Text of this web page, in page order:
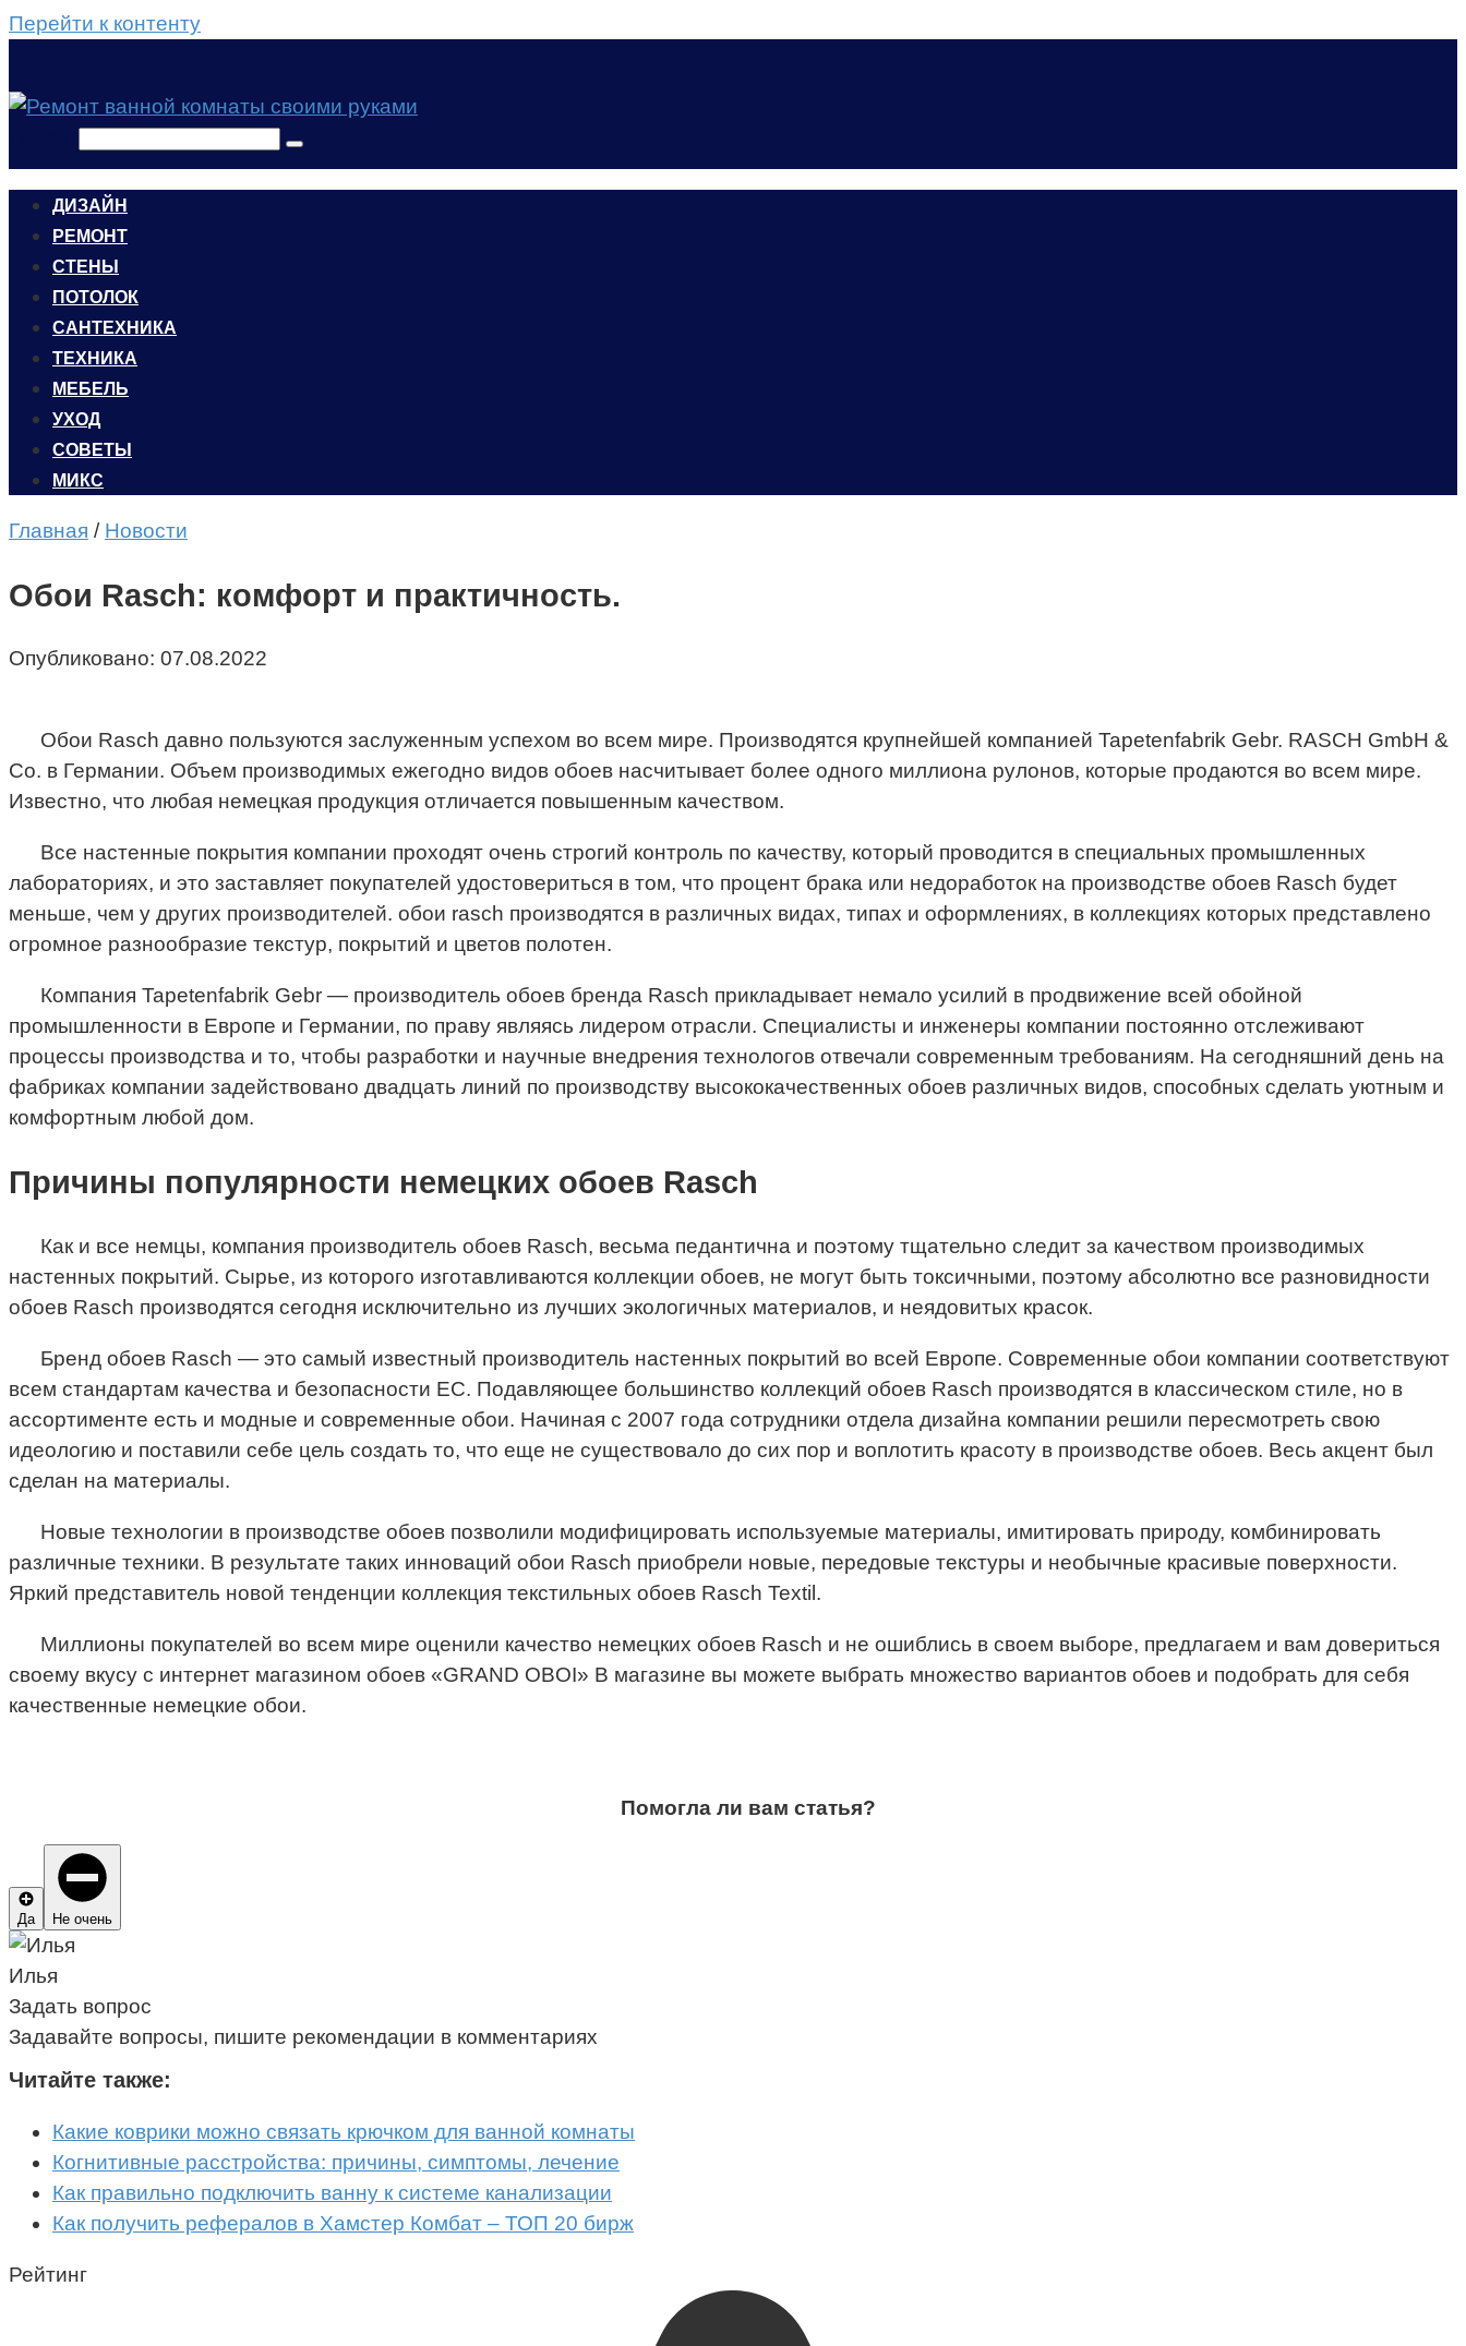
Перейти к контенту
ДИЗАЙН
РЕМОНТ
СТЕНЫ
ПОТОЛОК
САНТЕХНИКА
ТЕХНИКА
МЕБЕЛЬ
УХОД
CОВЕТЫ
МИКС
Главная / Новости
Обои Rasch: комфорт и практичность.
Опубликовано: 07.08.2022
Обои Rasch давно пользуются заслуженным успехом во всем мире. Производятся крупнейшей компанией Tapetenfabrik Gebr. RASCH GmbH &
Co. в Германии. Объем производимых ежегодно видов обоев насчитывает более одного миллиона рулонов, которые продаются во всем мире.
Известно, что любая немецкая продукция отличается повышенным качеством.
Все настенные покрытия компании проходят очень строгий контроль по качеству, который проводится в специальных промышленных
лабораториях, и это заставляет покупателей удостовериться в том, что процент брака или недоработок на производстве обоев Rasch будет
меньше, чем у других производителей. обои rasch производятся в различных видах, типах и оформлениях, в коллекциях которых представлено
огромное разнообразие текстур, покрытий и цветов полотен.
Компания Tapetenfabrik Gebr — производитель обоев бренда Rasch прикладывает немало усилий в продвижение всей обойной
промышленности в Европе и Германии, по праву являясь лидером отрасли. Специалисты и инженеры компании постоянно отслеживают
процессы производства и то, чтобы разработки и научные внедрения технологов отвечали современным требованиям. На сегодняшний день на
фабриках компании задействовано двадцать линий по производству высококачественных обоев различных видов, способных сделать уютным и
комфортным любой дом.
Причины популярности немецких обоев Rasch
Как и все немцы, компания производитель обоев Rasch, весьма педантична и поэтому тщательно следит за качеством производимых
настенных покрытий. Сырье, из которого изготавливаются коллекции обоев, не могут быть токсичными, поэтому абсолютно все разновидности
обоев Rasch производятся сегодня исключительно из лучших экологичных материалов, и неядовитых красок.
Бренд обоев Rasch — это самый известный производитель настенных покрытий во всей Европе. Современные обои компании соответствуют
всем стандартам качества и безопасности ЕС. Подавляющее большинство коллекций обоев Rasch производятся в классическом стиле, но в
ассортименте есть и модные и современные обои. Начиная с 2007 года сотрудники отдела дизайна компании решили пересмотреть свою
идеологию и поставили себе цель создать то, что еще не существовало до сих пор и воплотить красоту в производстве обоев. Весь акцент был
сделан на материалы.
Новые технологии в производстве обоев позволили модифицировать используемые материалы, имитировать природу, комбинировать
различные техники. В результате таких инноваций обои Rasch приобрели новые, передовые текстуры и необычные красивые поверхности.
Яркий представитель новой тенденции коллекция текстильных обоев Rasch Textil.
Миллионы покупателей во всем мире оценили качество немецких обоев Rasch и не ошиблись в своем выборе, предлагаем и вам довериться
своему вкусу с интернет магазином обоев «GRAND OBOI» В магазине вы можете выбрать множество вариантов обоев и подобрать для себя
качественные немецкие обои.
Помогла ли вам статья?
Да Не очень
Илья
Задать вопрос
Задавайте вопросы, пишите рекомендации в комментариях
Читайте также:
Какие коврики можно связать крючком для ванной комнаты
Когнитивные расстройства: причины, симптомы, лечение
Как правильно подключить ванну к системе канализации
Как получить рефералов в Хамстер Комбат – ТОП 20 бирж
Рейтинг